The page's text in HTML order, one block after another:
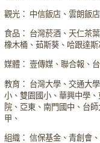
觀光： 中信飯店、雲朗飯
食品： 台灣菸酒、天仁茶
橡木桶、茹斯葵、哈跟達斯
媒體： 壹傳媒、聯合報、
教育： 台灣大學、交通大
小、雙園國小、華興中學
院、亞東、南門國中、台
甲、
組織： 信保基金、青創會